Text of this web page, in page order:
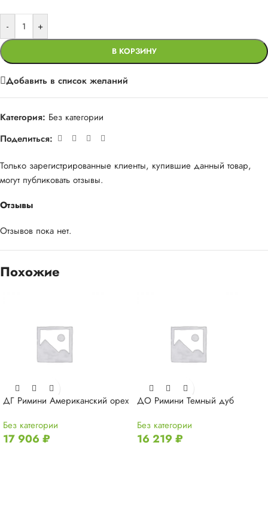
- +
В КОРЗИНУ
Добавить в список желаний
Категория: Без категории
Поделиться:
Отзывы
Отзывов пока нет.
Только зарегистрированные клиенты, купившие данный товар,
могут публиковать отзывы.
Похожие
ДГ Римини Американский орех
Без категории
17 906 ₽
ДО Римини Темный дуб
Без категории
16 219 ₽